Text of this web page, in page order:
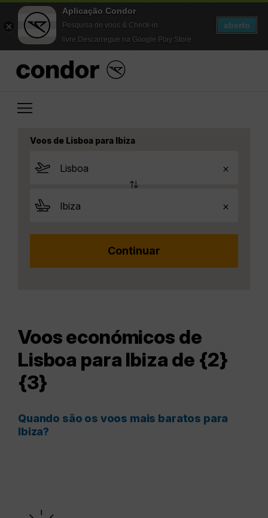
Aplicação Condor
Pesquisa de voos & Check-in
livre Descarregue na Google Play Store
aberto
Voos de Lisboa para Ibiza
Voos económicos de
Lisboa para Ibiza de {2}
{3}
Quando são os voos mais baratos para
Ibiza?